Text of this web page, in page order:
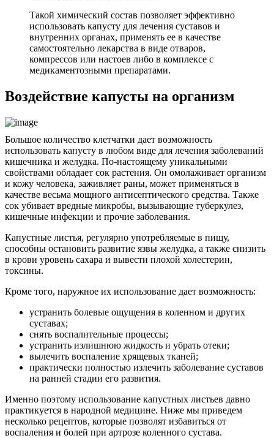
Такой химический состав позволяет эффективно
использовать капусту для лечения суставов и
внутренних органах, применять ее в качестве
самостоятельно лекарства в виде отваров,
компрессов или настоев либо в комплексе с
медикаментозными препаратами.
Воздействие капусты на организм
Большое количество клетчатки дает возможность
использовать капусту в любом виде для лечения заболеваний
кишечника и желудка. По-настоящему уникальными
свойствами обладает сок растения. Он омолаживает организм
и кожу человека, заживляет раны, может применяться в
качестве весьма мощного антисептического средства. Также
сок убивает вредные микробы, вызывающие туберкулез,
кишечные инфекции и прочие заболевания.
Капустные листья, регулярно употребляемые в пищу,
способны остановить развитие язвы желудка, а также снизить
в крови уровень сахара и вывести плохой холестерин,
токсины.
Кроме того, наружное их использование дает возможность:
устранить болевые ощущения в коленном и других
суставах;
снять воспалительные процессы;
устранить излишнюю жидкость и убрать отеки;
вылечить воспаление хрящевых тканей;
практически полностью излечить заболевание суставов
на ранней стадии его развития.
Именно поэтому использование капустных листьев давно
практикуется в народной медицине. Ниже мы приведем
несколько рецептов, которые позволят избавиться от
воспаления и болей при артрозе коленного сустава.